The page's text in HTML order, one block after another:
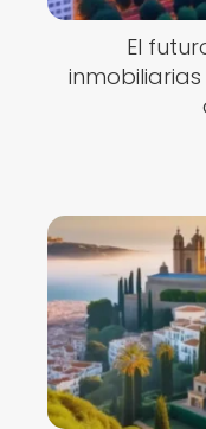
El
inmobiliarias